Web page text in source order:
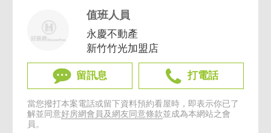
值班人員
永慶不動產
新竹竹光加盟店
留訊息 打電話
當您撥打本案電話或留下資料預約看屋時，即表示你已了
解並同意好房網會員及網友同意條款並成為本網站之會
員。